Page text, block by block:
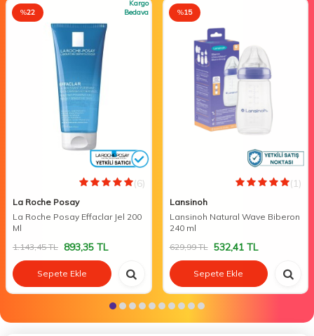
%22
Kargo
Bedava
(6)
La Roche Posay
La Roche Posay Effaclar Jel 200
Ml
1.143,45TL 893,35 TL
Sepete Ekle
%15
(1)
Lansinoh
Lansinoh Natural Wave Biberon
240 ml
629,99TL 532,41TL
Sepete Ekle